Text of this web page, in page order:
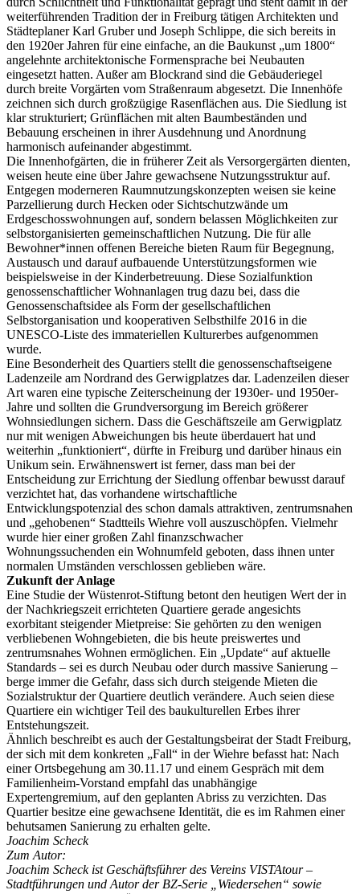
weiterführenden Tradition der in Freiburg tätigen Architekten und
Städteplaner Karl Gruber und Joseph Schlippe, die sich bereits in
den 1920er Jahren für eine einfache, an die Baukunst „um 1800“
angelehnte architektonische Formensprache bei Neubauten
eingesetzt hatten. Außer am Blockrand sind die Gebäuderiegel
durch breite Vorgärten vom Straßenraum abgesetzt. Die Innenhöfe
zeichnen sich durch großzügige Rasenflächen aus. Die Siedlung ist
klar strukturiert; Grünflächen mit alten Baumbeständen und
Bebauung erscheinen in ihrer Ausdehnung und Anordnung
harmonisch aufeinander abgestimmt.
Die Innenhofgärten, die in früherer Zeit als Versorgergärten dienten,
weisen heute eine über Jahre gewachsene Nutzungsstruktur auf.
Entgegen moderneren Raumnutzungskonzepten weisen sie keine
Parzellierung durch Hecken oder Sichtschutzwände um
Erdgeschosswohnungen auf, sondern belassen Möglichkeiten zur
selbstorganisierten gemeinschaftlichen Nutzung. Die für alle
Bewohner*innen offenen Bereiche bieten Raum für Begegnung,
Austausch und darauf aufbauende Unterstützungsformen wie
beispielsweise in der Kinderbetreuung. Diese Sozialfunktion
genossenschaftlicher Wohnanlagen trug dazu bei, dass die
Genossenschaftsidee als Form der gesellschaftlichen
Selbstorganisation und kooperativen Selbsthilfe 2016 in die
UNESCO-Liste des immateriellen Kulturerbes aufgenommen
wurde.
Eine Besonderheit des Quartiers stellt die genossenschaftseigene
Ladenzeile am Nordrand des Gerwigplatzes dar. Ladenzeilen dieser
Art waren eine typische Zeiterscheinung der 1930er- und 1950er-
Jahre und sollten die Grundversorgung im Bereich größerer
Wohnsiedlungen sichern. Dass die Geschäftszeile am Gerwigplatz
nur mit wenigen Abweichungen bis heute überdauert hat und
weiterhin „funktioniert“, dürfte in Freiburg und darüber hinaus ein
Unikum sein. Erwähnenswert ist ferner, dass man bei der
Entscheidung zur Errichtung der Siedlung offenbar bewusst darauf
verzichtet hat, das vorhandene wirtschaftliche
Entwicklungspotenzial des schon damals attraktiven, zentrumsnahen
und „gehobenen“ Stadtteils Wiehre voll auszuschöpfen. Vielmehr
wurde hier einer großen Zahl finanzschwacher
Wohnungssuchenden ein Wohnumfeld geboten, dass ihnen unter
normalen Umständen verschlossen geblieben wäre.
Zukunft der Anlage
Eine Studie der Wüstenrot-Stiftung betont den heutigen Wert der in
der Nachkriegszeit errichteten Quartiere gerade angesichts
exorbitant steigender Mietpreise: Sie gehörten zu den wenigen
verbliebenen Wohngebieten, die bis heute preiswertes und
zentrumsnahes Wohnen ermöglichen. Ein „Update“ auf aktuelle
Standards – sei es durch Neubau oder durch massive Sanierung –
berge immer die Gefahr, dass sich durch steigende Mieten die
Sozialstruktur der Quartiere deutlich verändere. Auch seien diese
Quartiere ein wichtiger Teil des baukulturellen Erbes ihrer
Entstehungszeit.
Ähnlich beschreibt es auch der Gestaltungsbeirat der Stadt Freiburg,
der sich mit dem konkreten „Fall“ in der Wiehre befasst hat: Nach
einer Ortsbegehung am 30.11.17 und einem Gespräch mit dem
Familienheim-Vorstand empfahl das unabhängige
Expertengremium, auf den geplanten Abriss zu verzichten. Das
Quartier besitze eine gewachsene Identität, die es im Rahmen einer
behutsamen Sanierung zu erhalten gelte.
Joachim Scheck
Zum Autor:
Joachim Scheck ist Geschäftsführer des Vereins VISTAtour –
Stadtführungen und Autor der BZ-Serie „Wiedersehen“ sowie